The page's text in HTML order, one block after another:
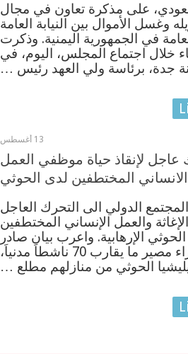
على مذكرة تعاون في مجال
وغسل الأموال بين النيابة العامة
في الجمهورية اليمنية. وذكرت
خلال اجتماع المجلس، اليوم، في
جدة، برئاسة ولي العهد رئيس …
13 أغسطس
عاجل لإنقاذ حياة موظفي العمل
الانساني المختطفين لدى الحوثي
الدولي الى التحرك العاجل
والعمل الإنساني المختطفين
الإرهابية. واعرب بيان صادر
وزارة حقوق الإنسان، عن بالغ القلق ازاء مصير ما يقارب 70 ناشطاَ مدنياَ،
الحوثي من منازلهم مطلع …